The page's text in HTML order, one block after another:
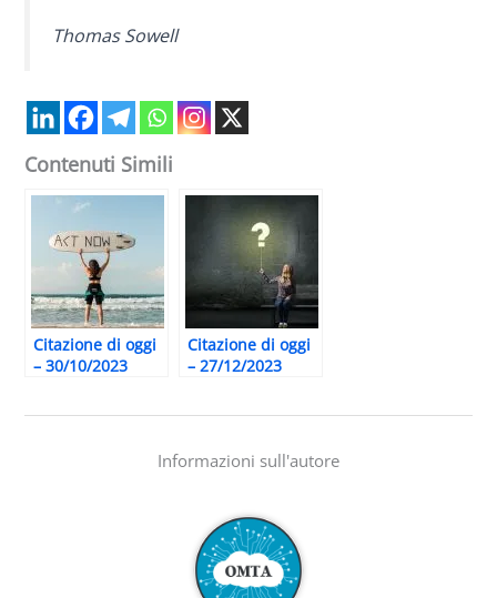
Thomas Sowell
Contenuti Simili
Citazione di oggi
– 30/10/2023
Citazione di oggi
– 27/12/2023
Informazioni sull'autore